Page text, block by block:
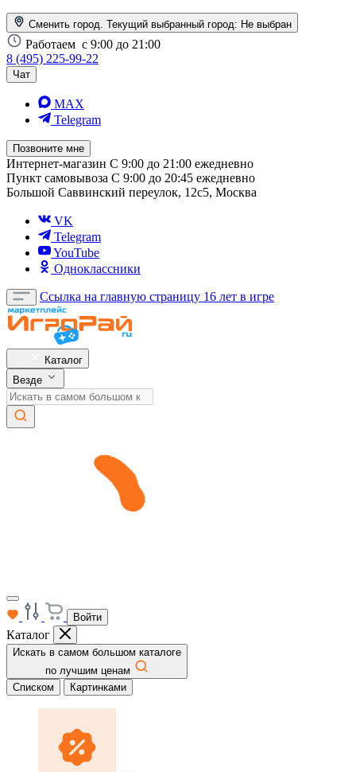
Сменить город. Текущий выбранный город: Не выбран
Работаем с 9:00 до 21:00
8 (495) 225-99-22
Чат
MAX
Telegram
Позвоните мне
Интернет-магазин С 9:00 до 21:00 ежедневно
Пункт самовывоза С 9:00 до 20:45 ежедневно
Большой Саввинский переулок, 12с5, Москва
VK
Telegram
YouTube
Одноклассники
Ссылка на главную страницу 16 лет в игре
Каталог
Везде
Войти
Каталог
Искать в самом большом каталоге
по лучшим ценам
Списком
Картинками